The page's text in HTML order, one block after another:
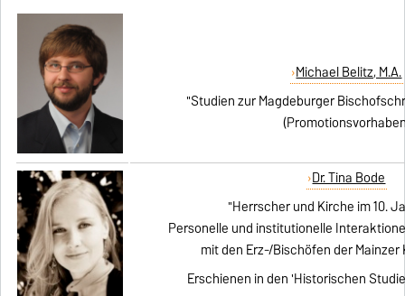
Michael Belitz, M.A.
"Studien zur Magdeburger
Dr. Tina Bode
"Herrscher und Kirche im 10.
Personelle und institutionelle
mit den Erz-/Bischöfen der Mainzer
Erschienen in den 'Historischen